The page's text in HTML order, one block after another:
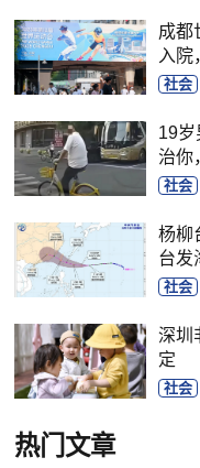
成都
入院
社会
19岁
治你
社会
杨柳
台发
社会
深圳
定
社会
热门文章